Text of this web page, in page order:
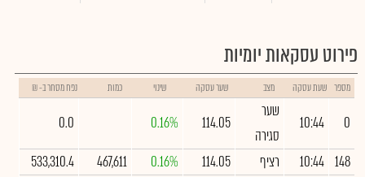
פירוט עסקאות יומיות
מספר שעת עסקה מצב שער עסקה שינוי כמות נפח מסחר ב- ₪
0
10:44
שער
סגירה
114.05
0.16%
0.0
148
10:44 רציף 114.05
0.16%
467,611
533,310.4